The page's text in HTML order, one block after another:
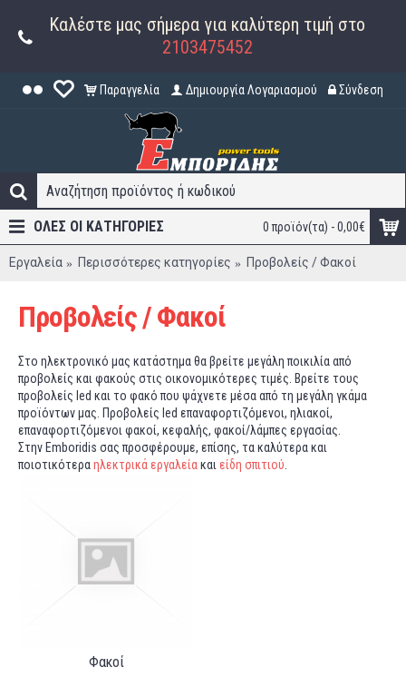
Καλέστε μας σήμερα για καλύτερη τιμή στο
2103475452
Παραγγελία Δημιουργία Λογαριασμού Σύνδεση
0 προϊόν(τα) - 0,00€
ΟΛΕΣ ΟΙ ΚΑΤΗΓΟΡΊΕΣ
Εργαλεία Περισσότερες κατηγορίες Προβολείς / Φακοί
Προβολείς / Φακοί
Στο ηλεκτρονικό μας κατάστημα θα βρείτε μεγάλη ποικιλία από
προβολείς και φακούς στις οικονομικότερες τιμές. Βρείτε τους
προβολείς led και το φακό που ψάχνετε μέσα από τη μεγάλη γκάμα
προϊόντων μας. Προβολείς led επαναφορτιζόμενοι, ηλιακοί,
επαναφορτιζόμενοι φακοί, κεφαλής, φακοί/λάμπες εργασίας.
Στην Emboridis σας προσφέρουμε, επίσης, τα καλύτερα και
ποιοτικότεραηλεκτρικά εργαλείακαι είδη σπιτιού
Φακοί